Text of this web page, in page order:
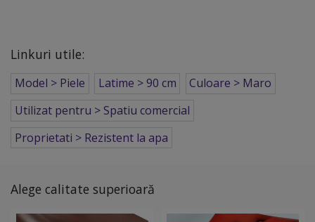
Linkuri utile:
Model > Piele Latime > 90 cm
Culoare > Maro
Utilizat pentru > Spatiu comercial
Proprietati > Rezistent la apa
Alege calitate superioară